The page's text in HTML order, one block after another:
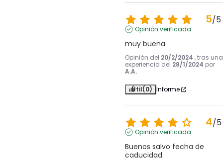
5/5
Opinión verificada
muy buena
Opinión del 20/2/2024 , tras una
experiencia del 28/1/2024 por
A.A.
Útil(0) Informe
4/5
Opinión verificada
Buenos salvo fecha de
caducidad